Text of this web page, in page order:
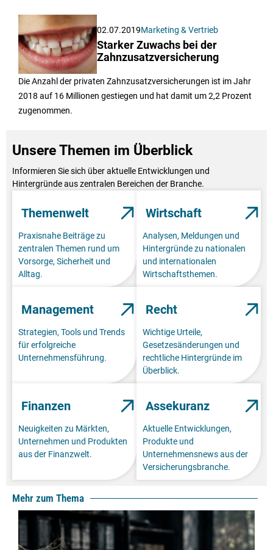
02.07.2019Marketing & Vertrieb
Starker Zuwachs bei der
Zahnzusatzversicherung
Die Anzahl der privaten Zahnzusatzversicherungen ist im Jahr
2018 auf 16 Millionen gestiegen und hat damit um 2,2 Prozent
zugenommen.
Unsere Themen im Überblick
Informieren Sie sich über aktuelle Entwicklungen und
Hintergründe aus zentralen Bereichen der Branche.
Themenwelt
Praxisnahe Beiträge zu
zentralen Themen rund um
Vorsorge, Sicherheit und
Alltag.
Wirtschaft
Analysen, Meldungen und
Hintergründe zu nationalen
und internationalen
Wirtschaftsthemen.
Management
Strategien, Tools und Trends
für erfolgreiche
Unternehmensführung.
Recht
Wichtige Urteile,
Gesetzesänderungen und
rechtliche Hintergründe im
Überblick.
Finanzen
Neuigkeiten zu Märkten,
Unternehmen und Produkten
aus der Finanzwelt.
Assekuranz
Aktuelle Entwicklungen,
Produkte und
Unternehmensnews aus der
Versicherungsbranche.
Mehr zum Thema